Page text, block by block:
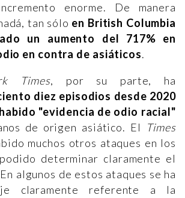
enorme. De manera
tan sólo en British Columbia
un aumento del 717% en
en contra de asiáticos.
Times, por su parte, ha
diez episodios desde 2020
"evidencia de odio racial"
de origen asiático. El
Times
muchos otros ataques en los
determinar claramente el
algunos de estos ataques se ha
claramente referente a la